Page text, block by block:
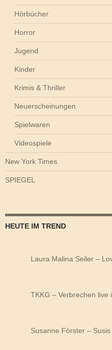
Hörbücher
Horror
Jugend
Kinder
Krimis & Thriller
Neuerscheinungen
Spielwaren
Videospiele
New York Times
SPIEGEL
HEUTE IM TREND
Laura Malina Seiler –
TKKG – Verbrechen live
Susanne Förster –